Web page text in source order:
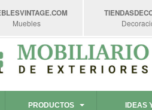
.COM
Muebles
PRODUCTOS IDEAS